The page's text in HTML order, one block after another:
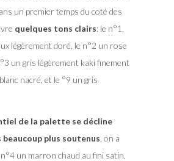
un premier temps du coté des
quelques tons clairs: le n°1,
légèrement doré, le n°2 un rose
un gris légèrement kaki finement
nacré, et le °9 un gris
de la palette se décline
beaucoup plus soutenus , on a
un marron chaud au fini satin,